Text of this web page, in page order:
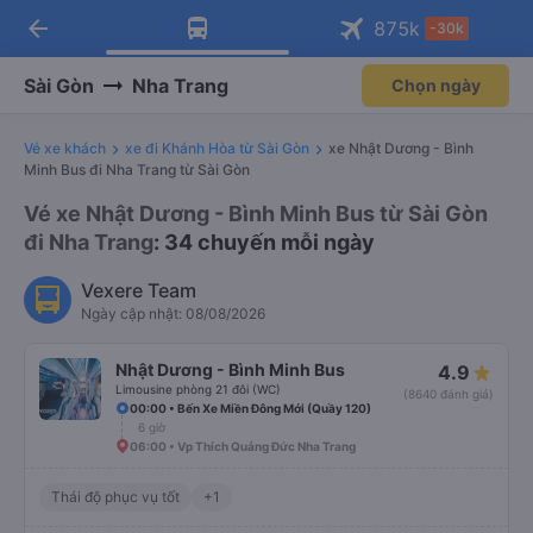
Tải app Vexere ngay!
Nhận ưu đãi thành viên độc
Mở app
Tải app Vexere
-30k/ghế khi đặt vé máy bay qua
Mở app
arrow_back 875k -30k
Sài Gòn Nha Trang Chọn ngày
Vé xe khách xe đi Khánh Hòa từ Sài Gòn
xe Nhật Dương - Bình
Minh Bus đi Nha Trang từ Sài Gòn
Vé xe Nhật Dương - Bình Minh Bus từ Sài Gòn
đi Nha Trang: 34 chuyến mỗi ngày
Vexere Team
Ngày cập nhật: 08/08/2026
Nhật Dương - Bình Minh Bus
Limousine phòng 21 đôi (WC)
4.9
(8640 đánh giá)
00:00 • Bến Xe Miền Đông Mới (Quầy 120)
6 giờ
06:00 • Vp Thích Quảng Đức Nha Trang
Thái độ phục vụ tốt +1